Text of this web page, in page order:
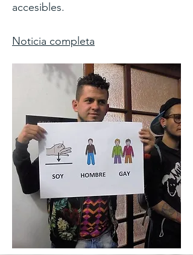
accesibles.
Noticia completa